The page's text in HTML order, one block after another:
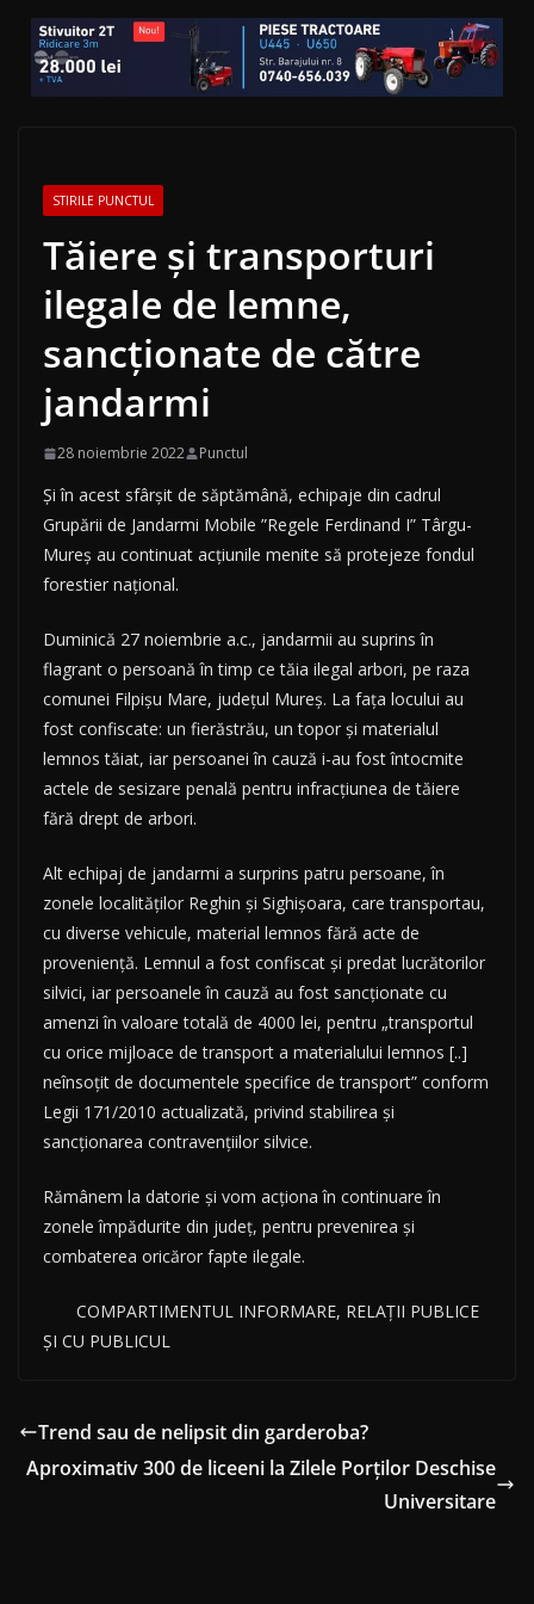
STIRILE PUNCTUL
Tăiere și transporturi
ilegale de lemne,
sancționate de către
jandarmi
28 noiembrie 2022 Punctul
Și în acest sfârșit de săptămână, echipaje din cadrul
Grupării de Jandarmi Mobile ”Regele Ferdinand I” Târgu-
Mureș au continuat acțiunile menite să protejeze fondul
forestier național.
Duminică 27 noiembrie a.c., jandarmii au suprins în
flagrant o persoană în timp ce tăia ilegal arbori, pe raza
comunei Filpișu Mare, județul Mureș. La fața locului au
fost confiscate: un fierăstrău, un topor și materialul
lemnos tăiat, iar persoanei în cauză i-au fost întocmite
actele de sesizare penală pentru infracțiunea de tăiere
fără drept de arbori.
Alt echipaj de jandarmi a surprins patru persoane, în
zonele localităților Reghin și Sighișoara, care transportau,
cu diverse vehicule, material lemnos fără acte de
proveniență. Lemnul a fost confiscat și predat lucrătorilor
silvici, iar persoanele în cauză au fost sancționate cu
amenzi în valoare totală de 4000 lei, pentru „transportul
cu orice mijloace de transport a materialului lemnos [..]
neînsoțit de documentele specifice de transport” conform
Legii 171/2010 actualizată, privind stabilirea și
sancționarea contravențiilor silvice.
Rămânem la datorie și vom acționa în continuare în
zonele împădurite din județ, pentru prevenirea și
combaterea oricăror fapte ilegale.
COMPARTIMENTUL INFORMARE, RELAȚII PUBLICE
ȘI CU PUBLICUL
Trend sau de nelipsit din garderoba?
Aproximativ 300 de liceeni la Zilele Porților Deschise
Universitare